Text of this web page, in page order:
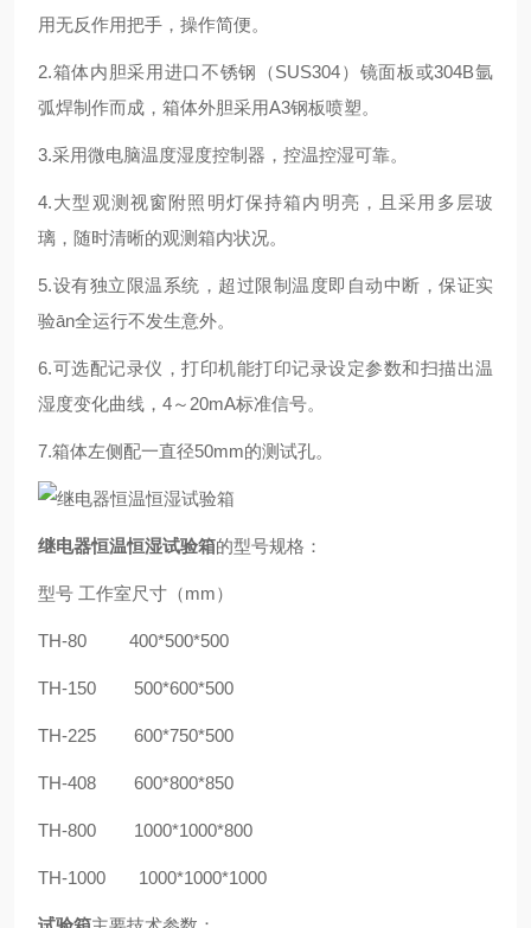
用无反作用把手，操作简便。
2.箱体内胆采用进口不锈钢（SUS304）镜面板或304B氩
弧焊制作而成，箱体外胆采用A3钢板喷塑。
3.采用微电脑温度湿度控制器，控温控湿可靠。
4.大型观测视窗附照明灯保持箱内明亮，且采用多层玻
璃，随时清晰的观测箱内状况。
5.设有独立限温系统，超过限制温度即自动中断，保证实
验ān全运行不发生意外。
6.可选配记录仪，打印机能打印记录设定参数和扫描出温
湿度变化曲线，4～20mA标准信号。
7.箱体左侧配一直径50mm的测试孔。
继电器恒温恒湿试验箱的型号规格：
型号 工作室尺寸（mm）
TH-80 400*500*500
TH-150 500*600*500
TH-225 600*750*500
TH-408 600*800*850
TH-800 1000*1000*800
TH-1000 1000*1000*1000